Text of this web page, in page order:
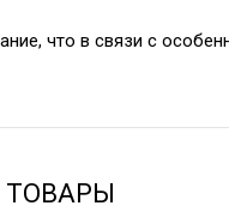
что в связи с